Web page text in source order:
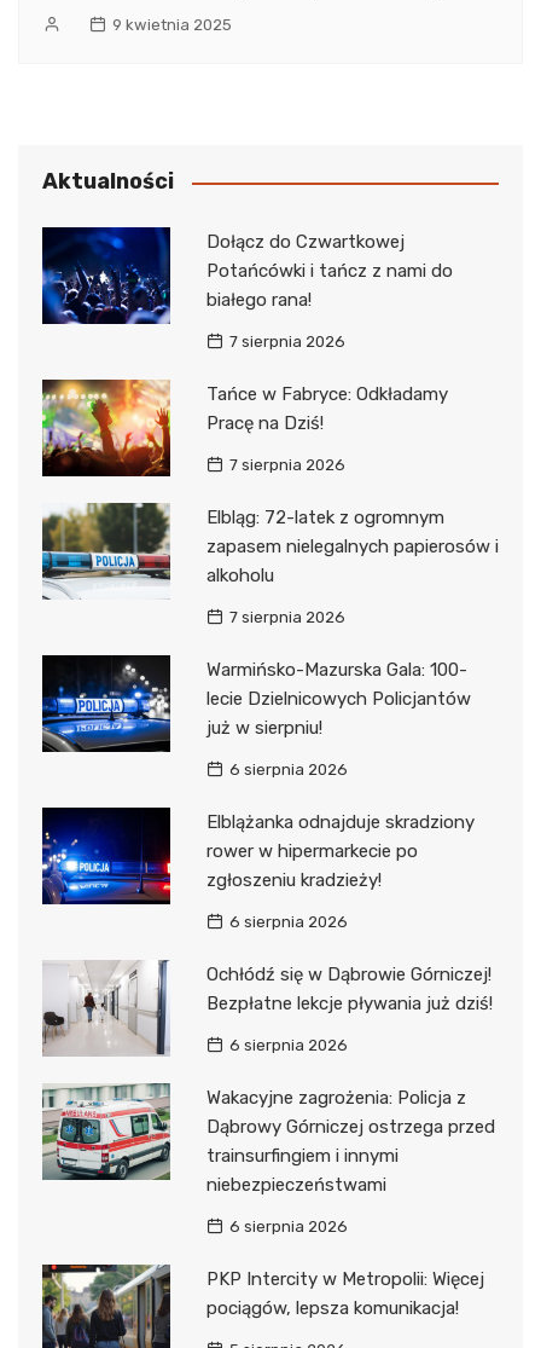
9 kwietnia 2025
Aktualności
Dołącz do Czwartkowej
Potańcówki i tańcz z nami do
białego rana!
7 sierpnia 2026
Tańce w Fabryce: Odkładamy
Pracę na Dziś!
7 sierpnia 2026
Elbląg: 72-latek z ogromnym
zapasem nielegalnych papierosów i
alkoholu
7 sierpnia 2026
Warmińsko-Mazurska Gala: 100-
lecie Dzielnicowych Policjantów
już w sierpniu!
6 sierpnia 2026
Elblążanka odnajduje skradziony
rower w hipermarkecie po
zgłoszeniu kradzieży!
6 sierpnia 2026
Ochłódź się w Dąbrowie Górniczej!
Bezpłatne lekcje pływania już dziś!
6 sierpnia 2026
Wakacyjne zagrożenia: Policja z
Dąbrowy Górniczej ostrzega przed
trainsurfingiem i innymi
niebezpieczeństwami
6 sierpnia 2026
PKP Intercity w Metropolii: Więcej
pociągów, lepsza komunikacja!